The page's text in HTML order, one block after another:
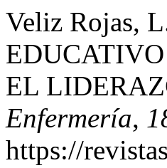
Veliz Rojas,
EL
Enfermería,
https://